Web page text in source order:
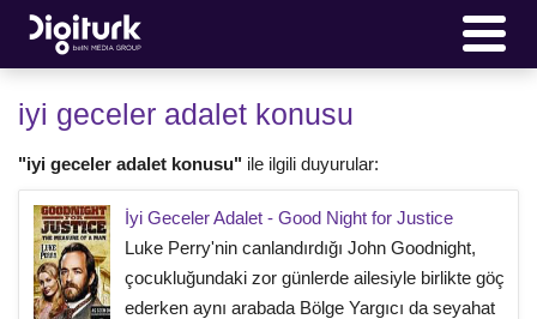
iyi geceler adalet konusu
"iyi geceler adalet konusu" ile ilgili duyurular:
İyi Geceler Adalet - Good Night for Justice
Luke Perry'nin canlandırdığı John Goodnight,
çocukluğundaki zor günlerde ailesiyle birlikte göç
ederken aynı arabada Bölge Yargıcı da seyahat